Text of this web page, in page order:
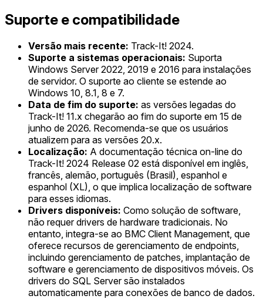
Suporte e compatibilidade
Versão mais recente: Track-It! 2024.
Suporte a sistemas operacionais: Suporta
Windows Server 2022, 2019 e 2016 para instalações
de servidor. O suporte ao cliente se estende ao
Windows 10, 8.1, 8 e 7.
Data de fim do suporte: as versões legadas do
Track-It! 11.x chegarão ao fim do suporte em 15 de
junho de 2026. Recomenda-se que os usuários
atualizem para as versões 20.x.
Localização: A documentação técnica on-line do
Track-It! 2024 Release 02 está disponível em inglês,
francês, alemão, português (Brasil), espanhol e
espanhol (XL), o que implica localização de software
para esses idiomas.
Drivers disponíveis: Como solução de software,
não requer drivers de hardware tradicionais. No
entanto, integra-se ao BMC Client Management, que
oferece recursos de gerenciamento de endpoints,
incluindo gerenciamento de patches, implantação de
software e gerenciamento de dispositivos móveis. Os
drivers do SQL Server são instalados
automaticamente para conexões de banco de dados.